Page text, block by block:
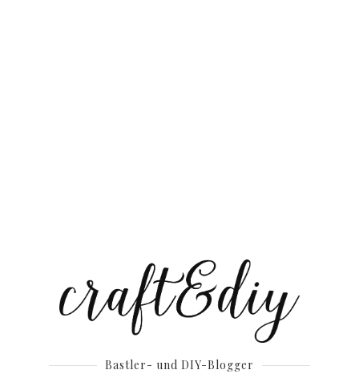
Bastler- und DIY-Blogger